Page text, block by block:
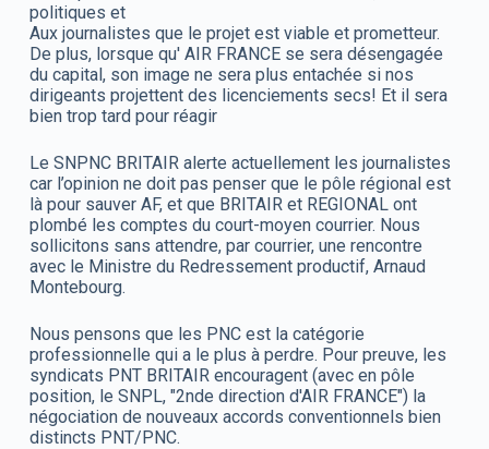
politiques et
Aux journalistes que le projet est viable et prometteur.
De plus, lorsque qu' AIR FRANCE se sera désengagée
du capital, son image ne sera plus entachée si nos
dirigeants projettent des licenciements secs! Et il sera
bien trop tard pour réagir
Le SNPNC BRITAIR alerte actuellement les journalistes
car l’opinion ne doit pas penser que le pôle régional est
là pour sauver AF, et que BRITAIR et REGIONAL ont
plombé les comptes du court-moyen courrier. Nous
sollicitons sans attendre, par courrier, une rencontre
avec le Ministre du Redressement productif, Arnaud
Montebourg.
Nous pensons que les PNC est la catégorie
professionnelle qui a le plus à perdre. Pour preuve, les
syndicats PNT BRITAIR encouragent (avec en pôle
position, le SNPL, "2nde direction d'AIR FRANCE") la
négociation de nouveaux accords conventionnels bien
distincts PNT/PNC.